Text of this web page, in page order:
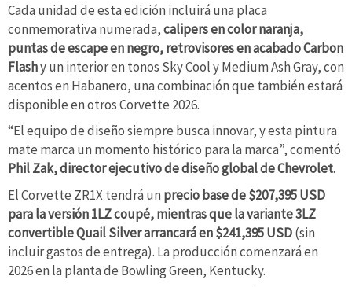
Cada unidad de esta edición incluirá una placa
conmemorativa numerada,calipers en color naranja,
puntas de escape en negro, retrovisores en acabado Carbon
Flashy un interior en tonos Sky Cool y Medium Ash Gray, con
acentos en Habanero, una combinación que también estará
disponible en otros Corvette 2026.
“El equipo de diseño siempre busca innovar, y esta pintura
mate marca un momento histórico para la marca”, comentó
Phil Zak, director ejecutivo de diseño global de Chevrolet.
El Corvette ZR1X tendrá un precio base de $207,395 USD
para la versión 1LZ coupé, mientras que la variante 3LZ
convertible Quail Silver arrancará en $241,395 USD(sin
incluir gastos de entrega). La producción comenzará en
2026 en la planta de Bowling Green, Kentucky.